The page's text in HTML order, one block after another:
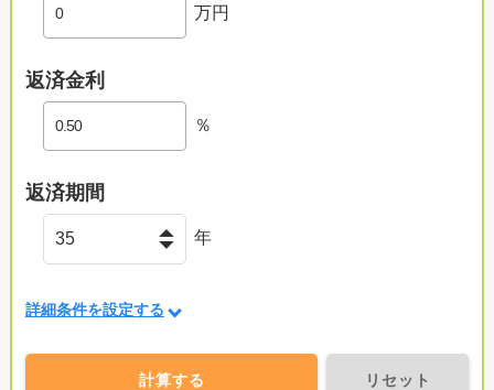
万円
返済金利
％
返済期間
年
詳細条件を設定する
計算する リセット